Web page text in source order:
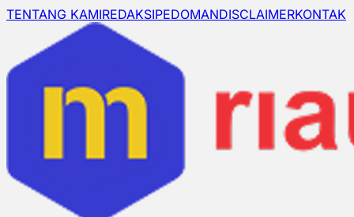
TENTANG KAMIREDAKSIPEDOMANDISCLAIMERKONTAK